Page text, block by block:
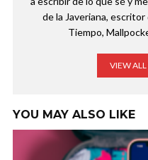
de la Javeriana,
Tiempo,
VIEW ALL
YOU MAY ALSO LIKE